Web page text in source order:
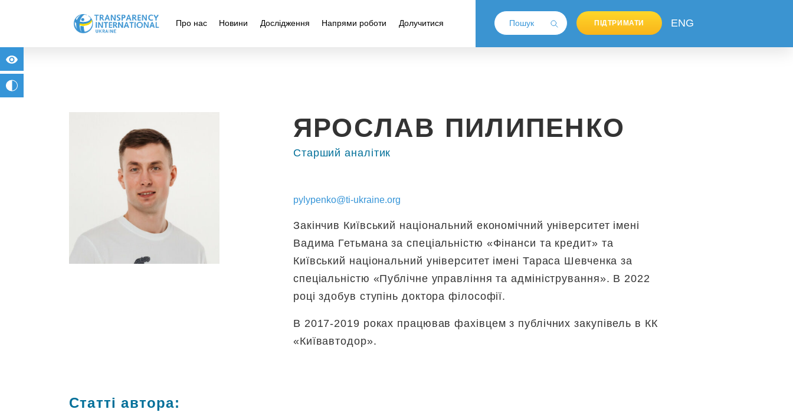
Про нас Новини Дослідження Напрями роботи Долучитися ПІДТРИМАТИ ENG
ЯРОСЛАВ ПИЛИПЕНКО
Старший аналітик
pylypenko@ti-ukraine.org
Закінчив Київський національний економічний університет імені
Вадима Гетьмана за спеціальністю «Фінанси та кредит» та
Київський національний університет імені Тараса Шевченка за
спеціальністю «Публічне управління та адміністрування». В 2022
році здобув ступінь доктора філософії.
В 2017-2019 роках працював фахівцем з публічних закупівель в КК
«Київавтодор».
Статті автора: